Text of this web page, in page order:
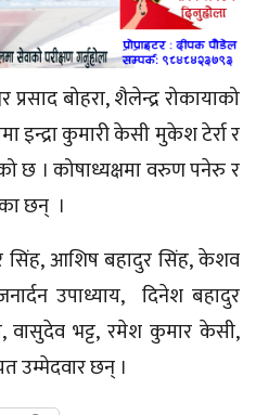
बोहरा, शैलेन्द्र रोकायाको
इन्द्राकुमारी केसी मुकेश टेर्रा र
छ । कोषाध्यक्षमा वरुण पनेरु र
छन् ।
सिंह, आशिष बहादुर सिंह, केशव
उपाध्याय, दिनेश बहादुर
वासुदेव भट्ट, रमेश कुमार केसी,
उम्मेदवार छन् ।